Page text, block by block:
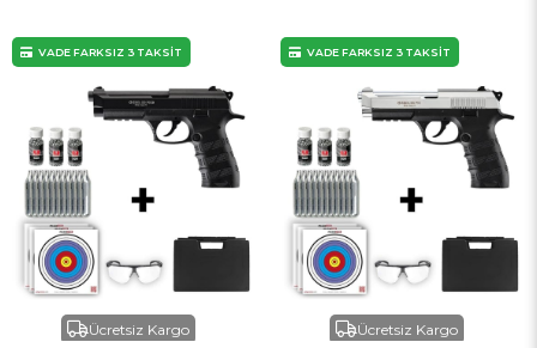
Ücretsiz Kargo
VADE FARKSIZ 3 TAKSİT
Ücretsiz Kargo
VADE FARKSIZ 3 TAKSİT